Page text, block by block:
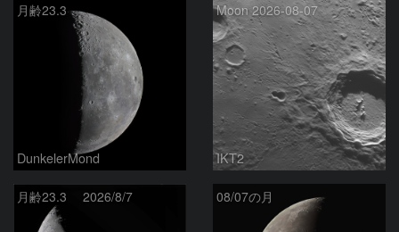
月齢23.3
DunkelerMond
Moon 2026-08-07
IKT2
月齢23.3 2026/8/7 08/07の月